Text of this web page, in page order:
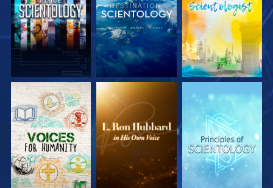
UTFORSKA
SERIEN
UTFORSKA
SERIEN
UTFORSKA
SERIEN